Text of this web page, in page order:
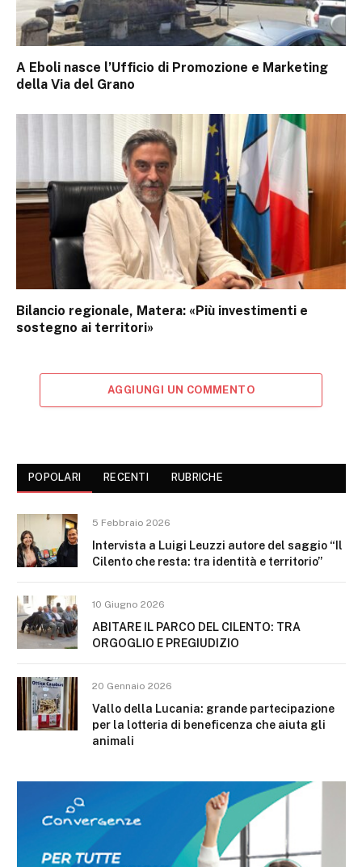
A Eboli nasce l’Ufficio di Promozione e Marketing
della Via del Grano
Bilancio regionale, Matera: «Più investimenti e
sostegno ai territori»
AGGIUNGI UN COMMENTO
POPOLARI RECENTI RUBRICHE
5 Febbraio 2026
Intervista a Luigi Leuzzi autore del saggio “Il
Cilento che resta: tra identità e territorio”
10 Giugno 2026
ABITARE IL PARCO DEL CILENTO: TRA
ORGOGLIO E PREGIUDIZIO
20 Gennaio 2026
Vallo della Lucania: grande partecipazione
per la lotteria di beneficenza che aiuta gli
animali